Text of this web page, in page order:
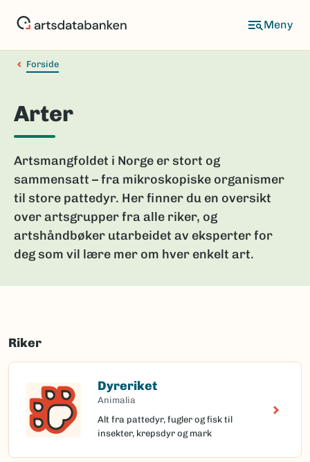
Forside
Arter
Artsmangfoldet i Norge er stort og
sammensatt – fra mikroskopiske organismer
til store pattedyr. Her finner du en oversikt
over artsgrupper fra alle riker, og
artshåndbøker utarbeidet av eksperter for
deg som vil lære mer om hver enkelt art.
Riker
Dyreriket
Animalia
Alt fra pattedyr, fugler og fisk til
insekter, krepsdyr og mark